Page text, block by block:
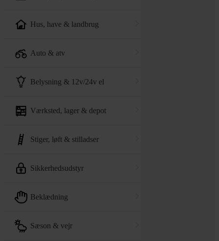
hus, have & landbrug
auto & atv
belysning & 12v/24v el
værksted, lager & depot
stiger, løft & stilladser
sikkerhedsudstyr
beklædning
sæson & vejr